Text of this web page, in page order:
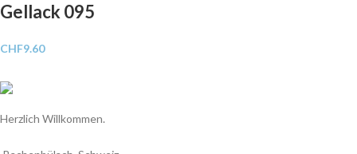
Gellack 095
CHF9.60
Herzlich Willkommen.